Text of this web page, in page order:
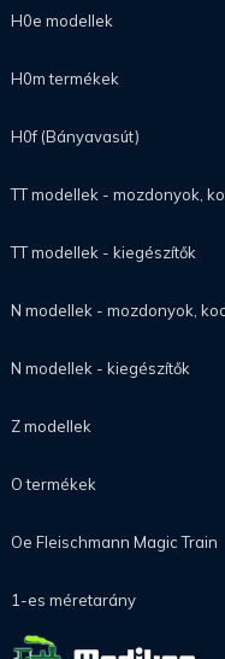
H0e modellek
H0m termékek
H0f (Bányavasút)
TT modellek - mozdonyok,
TT modellek - kiegészítők
N modellek - mozdonyok,
N modellek - kiegészítők
Z modellek
O termékek
Oe Fleischmann Magic Train
1-es méretarány